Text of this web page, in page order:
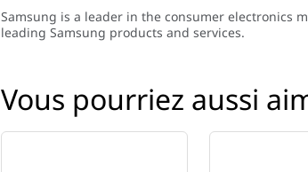
Samsung is a leader in the consumer electronics
leading Samsung products and services.
Vous pourriez aussi